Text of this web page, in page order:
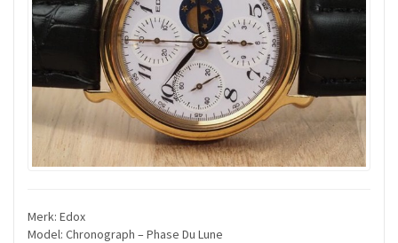
Merk: Edox
Model: Chronograph – Phase Du Lune